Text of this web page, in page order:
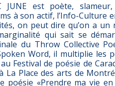
JUNE est poète,
à son actif, l’Info-Culture
on peut dire qu’on a
qui sait se
du Throw Collective
Word, il multiplie les
Festival de poésie de
La Place des arts de
poésie «Prendre ma vie en